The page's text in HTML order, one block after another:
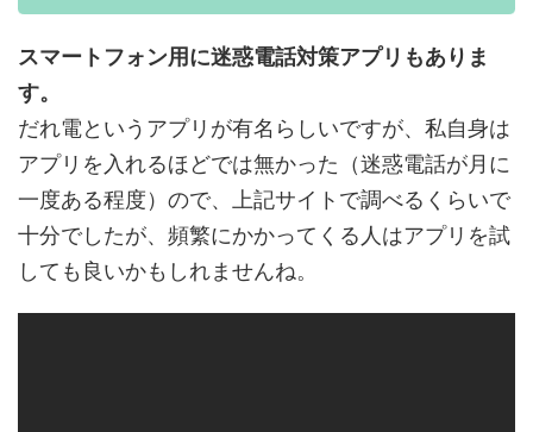
スマートフォン用に迷惑電話対策アプリもありま
す。
だれ電というアプリが有名らしいですが、私自身は
アプリを入れるほどでは無かった（迷惑電話が月に
一度ある程度）ので、上記サイトで調べるくらいで
十分でしたが、頻繁にかかってくる人はアプリを試
しても良いかもしれませんね。